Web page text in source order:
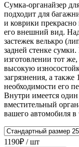
Сумка-органайзер
подходит для
и коврики
его внешний вид.
застежек велькро
задней стенке
изготовлении тот
высокую
загрязнения, а
необходимости его
Внутри имеется
вместительный
вашего автомобиля в
1190₽ / шт